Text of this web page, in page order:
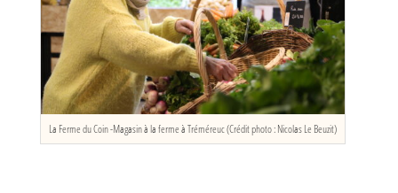
La Ferme du Coin -Magasin à la ferme à Tréméreuc (Crédit photo : Nicolas Le Beuzit)